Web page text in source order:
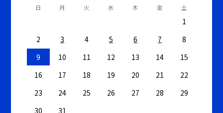
日 月 火 水 木 金 土
1
2
3 4 5 6 7
8
9
10 11 12 13 14
15
16
17 18 19 20 21
22
23
24 25 26 27 28
29
30
31